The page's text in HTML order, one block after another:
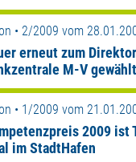
• 2/2009 vom
erneut zum
M-V gewählt
• 1/2009 vom
2009 ist
im StadtHafen